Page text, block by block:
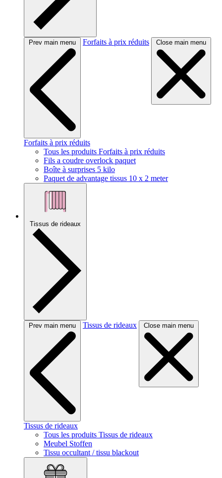
Prev main menu Forfaits à prix réduits Close main menu
Forfaits à prix réduits
Tous les produits Forfaits à prix réduits
Fils a coudre overlock paquet
Boîte à surprises 5 kilo
Paquet de advantage tissus 10 x 2 meter
Tissus de rideaux
Prev main menu Tissus de rideaux Close main menu
Tissus de rideaux
Tous les produits Tissus de rideaux
Meubel Stoffen
Tissu occultant / tissu blackout